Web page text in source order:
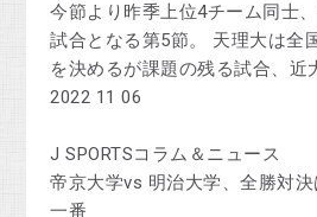
今節より昨季上位4チーム同士
試合となる第5節。 天理大は全
を決めるが課題の残る試合、近
2022 11 06
J SPORTSコラム＆ニュース
帝京大学vs 明治大学、全勝対
一番